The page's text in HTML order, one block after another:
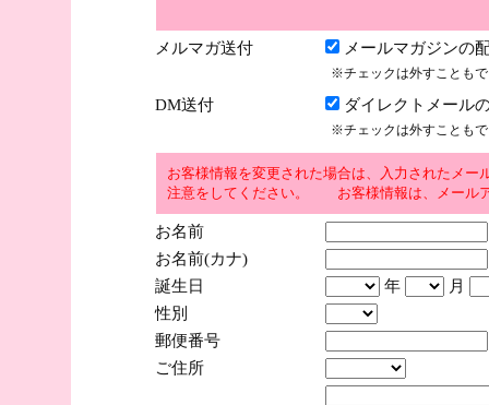
メルマガ送付 メールマガジンの
※チェックは外すことも
DM送付 ダイレクトメール
※チェックは外すことも
お客様情報を変更された場合は、入力されたメ
注意をしてください。 お客様情報は、メール
お名前
お名前(カナ)
誕生日
年
月
性別
郵便番号
ご住所